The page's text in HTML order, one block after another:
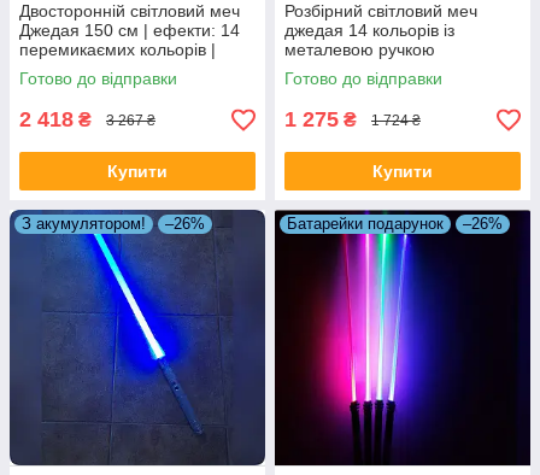
Двосторонній світловий меч
Джедая 150 см | ефекти: 14
перемикаємих кольорів |
звуки бою
Готово до відправки
2 418 ₴ 3 267 ₴
Купити
Розбірний світловий меч
джедая 14 кольорів із
металевою ручкою
Готово до відправки
1 275 ₴ 1 724 ₴
Купити
З акумулятором! –26% Батарейки подарунок –26%